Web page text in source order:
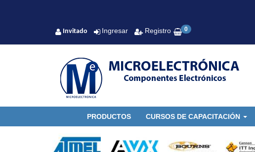
Invitado Ingresar Registro 0
PRODUCTOS CURSOS DE CAPACITACIÓN